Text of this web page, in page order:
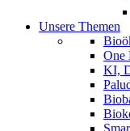
Unsere Themen
One
KI,